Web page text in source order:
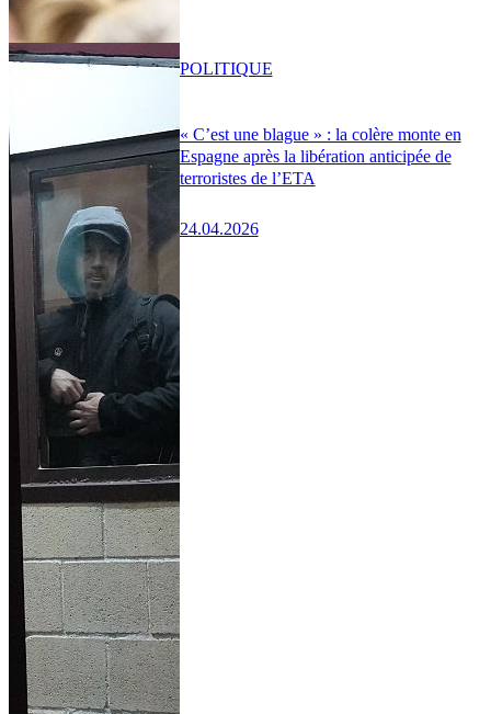
« C’est une blague » : la colère monte en
Espagne après la libération anticipée de
terroristes de l’ETA
24.04.2026
POLITIQUE